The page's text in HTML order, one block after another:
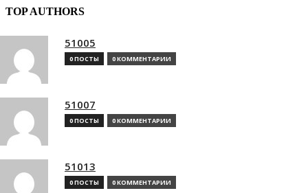
TOP AUTHORS
51005
0 ПОСТЫ 0 КОММЕНТАРИИ
51007
0 ПОСТЫ 0 КОММЕНТАРИИ
51013
0 ПОСТЫ 0 КОММЕНТАРИИ